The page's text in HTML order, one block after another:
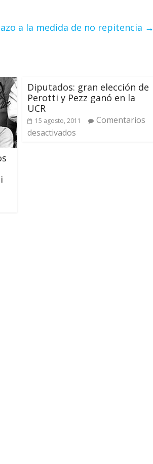
a la medida de no repitencia →
Diputados: gran elección de
Perotti y Pezz ganó en la
UCR
15 agosto, 2011
Comentarios
desactivados